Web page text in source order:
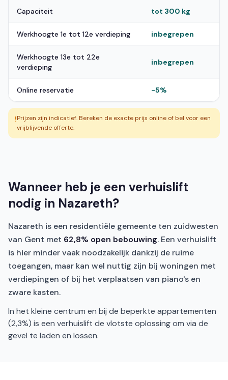
Capaciteit tot 300 kg
Werkhoogte 1e tot 12e verdieping inbegrepen
Werkhoogte 13e tot 22e
verdieping
inbegrepen
Online reservatie -5%
!Prijzen zijn indicatief. Bereken de exacte prijs online of bel voor een
vrijblijvende offerte.
Wanneer heb je een verhuislift
nodig in Nazareth?
Nazareth is een residentiële gemeente ten zuidwesten
van Gent met 62,8% open bebouwing. Een verhuislift
is hier minder vaak noodzakelijk dankzij de ruime
toegangen, maar kan wel nuttig zijn bij woningen met
verdiepingen of bij het verplaatsen van piano's en
zware kasten.
In het kleine centrum en bij de beperkte appartementen
(2,3%) is een verhuislift de vlotste oplossing om via de
gevel te laden en lossen.